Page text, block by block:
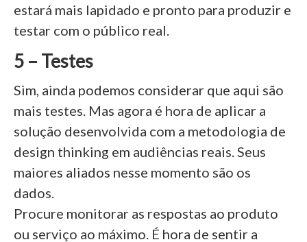
estará mais lapidado e pronto para produzir e
testar com o público real.
5 – Testes
Sim, ainda podemos considerar que aqui são
mais testes. Mas agora é hora de aplicar a
solução desenvolvida com a metodologia de
design thinking em audiências reais. Seus
maiores aliados nesse momento são os
dados.
Procure monitorar as respostas ao produto
ou serviço ao máximo. É hora de sentir a